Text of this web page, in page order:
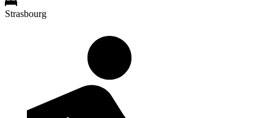
Strasbourg